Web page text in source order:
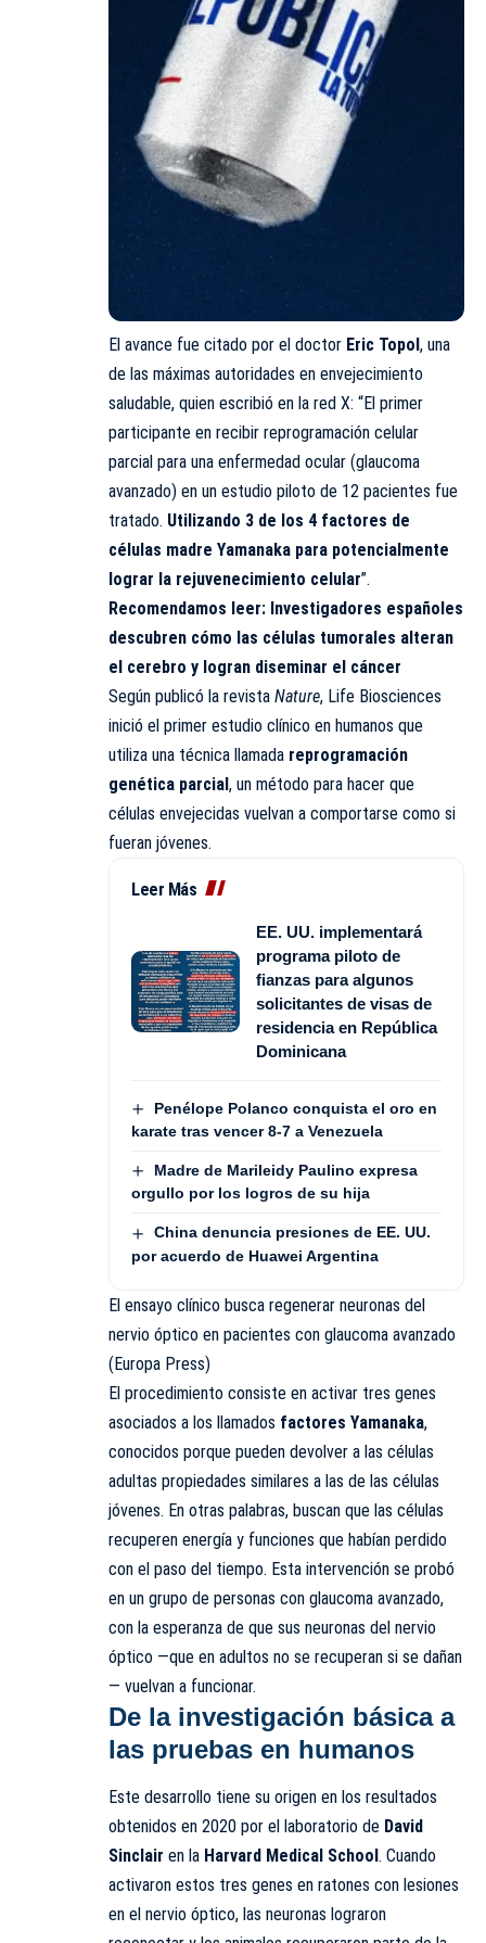
El avance fue citado por el doctor Eric Topol, una
de las máximas autoridades en envejecimiento
saludable, quien escribió en la red X: “El primer
participante en recibir reprogramación celular
parcial para una enfermedad ocular (glaucoma
avanzado) en un estudio piloto de 12 pacientes fue
tratado. Utilizando 3 de los 4 factores de
células madre Yamanaka para potencialmente
lograr la rejuvenecimiento celular”.
Recomendamos leer: Investigadores españoles
descubren cómo las células tumorales alteran
el cerebro y logran diseminar el cáncer
Según publicó la revista Nature, Life Biosciences
inició el primer estudio clínico en humanos que
utiliza una técnica llamada reprogramación
genética parcial, un método para hacer que
células envejecidas vuelvan a comportarse como si
fueran jóvenes.
Leer Más
EE. UU. implementará
programa piloto de
fianzas para algunos
solicitantes de visas de
residencia en República
Dominicana
Penélope Polanco conquista el oro en
karate tras vencer 8-7 a Venezuela
Madre de Marileidy Paulino expresa
orgullo por los logros de su hija
China denuncia presiones de EE. UU.
por acuerdo de Huawei Argentina
El ensayo clínico busca regenerar neuronas del
nervio óptico en pacientes con glaucoma avanzado
(Europa Press)
El procedimiento consiste en activar tres genes
asociados a los llamados factores Yamanaka,
conocidos porque pueden devolver a las células
adultas propiedades similares a las de las células
jóvenes. En otras palabras, buscan que las células
recuperen energía y funciones que habían perdido
con el paso del tiempo. Esta intervención se probó
en un grupo de personas con glaucoma avanzado,
con la esperanza de que sus neuronas del nervio
óptico —que en adultos no se recuperan si se dañan
— vuelvan a funcionar.
De la investigación básica a
las pruebas en humanos
Este desarrollo tiene su origen en los resultados
obtenidos en 2020 por el laboratorio de David
Sinclair en la Harvard Medical School. Cuando
activaron estos tres genes en ratones con lesiones
en el nervio óptico, las neuronas lograron